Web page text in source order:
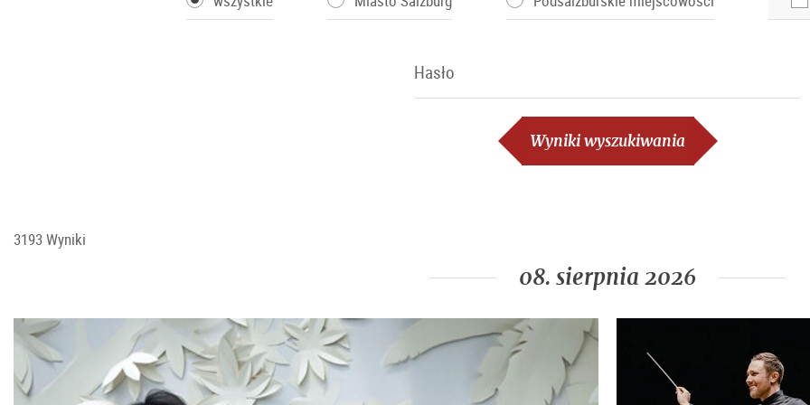
Hasło
Wyniki wyszukiwania
3193 Wyniki
08. sierpnia 2026